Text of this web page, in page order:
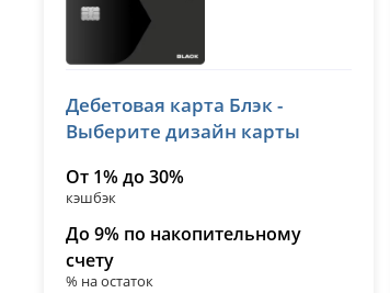
лицензия № 2673
Дебетовая карта Блэк -
Выберите дизайн карты
От 1% до 30%
кэшбэк
До 9% по накопительному
счету
% на остаток